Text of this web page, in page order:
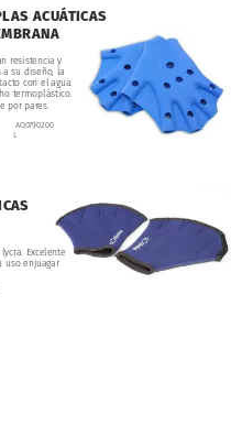
resistencia y
a su diseño, la
con el agua.
termoplástico.
por pares.
ACUÁTICAS
AQ07902.00
L
lycra. Excelente
uso enjuagar